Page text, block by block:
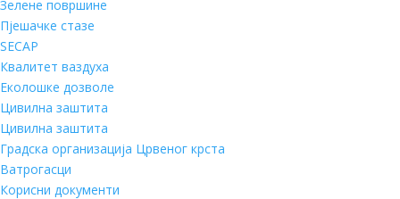
Зелене површине
Пјешачке стазе
SECAP
Квалитет ваздуха
Еколошке дозволе
Цивилна заштита
Цивилна заштита
Градска организација Црвеног крста
Ватрогасци
Корисни документи